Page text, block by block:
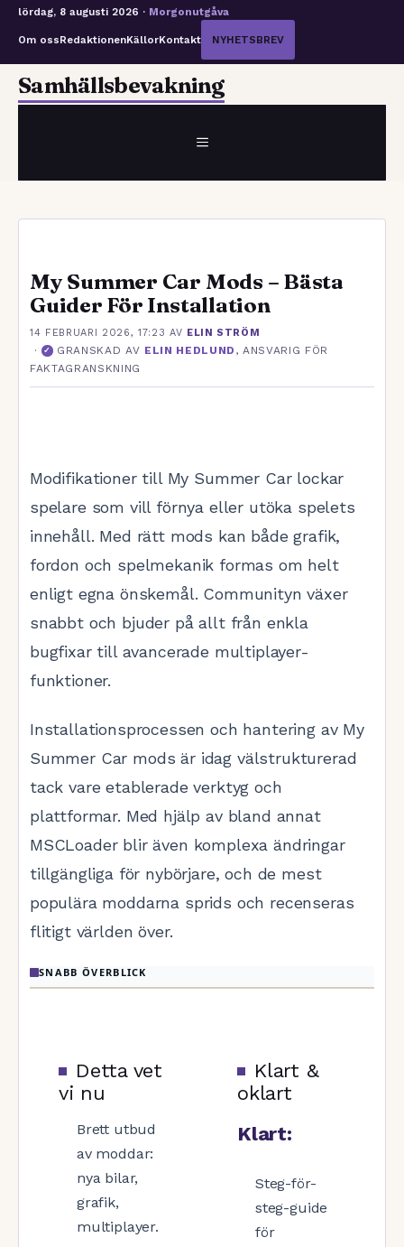
lördag, 8 augusti 2026 · Morgonutgåva
Om ossRedaktionenKällorKontakt NYHETSBREV
HoppaSamhällsbevakning
MENY
My Summer Car Mods – Bästa
Guider För Installation
14 FEBRUARI 2026, 17:23 AV ELIN STRÖM
· ✓ GRANSKAD AV ELIN HEDLUND , ANSVARIG FÖR
FAKTAGRANSKNING
Modifikationer till My Summer Car lockar
spelare som vill förnya eller utöka spelets
innehåll. Med rätt mods kan både grafik,
fordon och spelmekanik formas om helt
enligt egna önskemål. Communityn växer
snabbt och bjuder på allt från enkla
bugfixar till avancerade multiplayer-
funktioner.
Installationsprocessen och hantering av My
Summer Car mods är idag välstrukturerad
tack vare etablerade verktyg och
plattformar. Med hjälp av bland annat
MSCLoader blir även komplexa ändringar
tillgängliga för nybörjare, och de mest
populära moddarna sprids och recenseras
flitigt världen över.
SNABB ÖVERBLICK
Detta vet
vi nu
Brett utbud
av moddar:
nya bilar,
grafik,
multiplayer.
Klart &
oklart
Klart:
Steg-för-
steg-guide
för